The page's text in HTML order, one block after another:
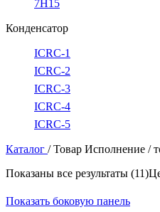
7H15
Конденсатор
ICRC-1
ICRC-2
ICRC-3
ICRC-4
ICRC-5
Каталог / Товар Исполнение /
Показаны все результаты (11)
Показать боковую панель